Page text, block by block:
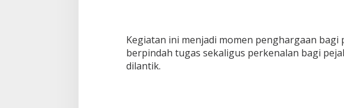
Kegiatan ini menjadi momen penghargaan bagi
berpindah tugas sekaligus perkenalan bagi
dilantik.